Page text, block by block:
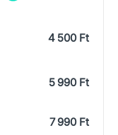
4 500 Ft
5 990 Ft
7 990 Ft